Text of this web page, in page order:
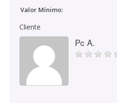
Valor Mínimo:
Cliente
Pc A.